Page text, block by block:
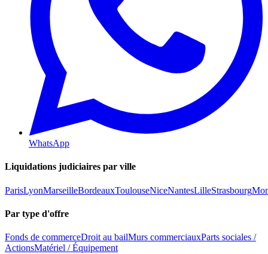
WhatsApp
Liquidations judiciaires par ville
ParisLyonMarseilleBordeauxToulouseNiceNantesLilleStrasbourg
Par type d'offre
Fonds de commerceDroit au bailMurs commerciauxParts sociales /
ActionsMatériel / Équipement